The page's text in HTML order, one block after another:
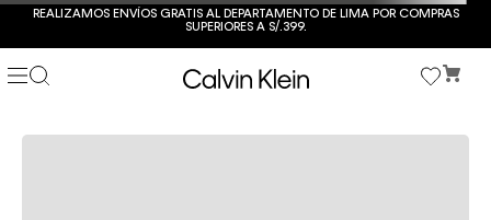
REALIZAMOS ENVÍOS GRATIS AL DEPARTAMENTO DE LIMA POR COMPRAS
SUPERIORES A S/.399.